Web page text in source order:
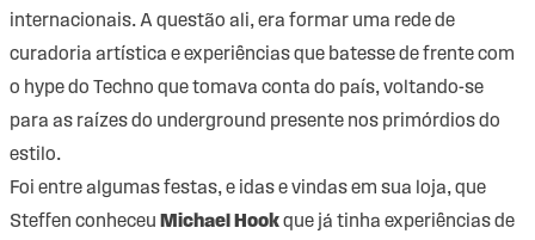
internacionais. A questão ali, era formar uma rede de
curadoria artística e experiências que batesse de frente com
o hype do Techno que tomava conta do país, voltando-se
para as raízes do underground presente nos primórdios do
estilo.
Foi entre algumas festas, e idas e vindas em sua loja, que
Steffen conheceu Michael Hookque já tinha experiências de